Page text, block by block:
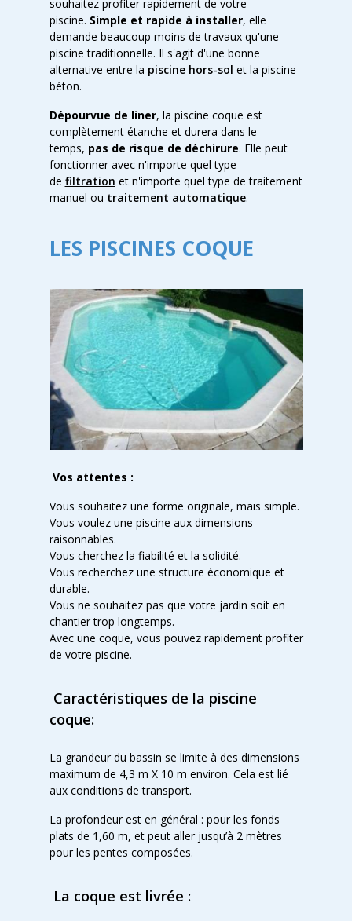
souhaitez profiter rapidement de votre
piscine. Simple et rapide à installer, elle
demande beaucoup moins de travaux qu'une
piscine traditionnelle. Il s'agit d'une bonne
alternative entre la piscine hors-sol et la piscine
béton.
Dépourvue de liner, la piscine coque est
complètement étanche et durera dans le
temps, pas de risque de déchirure. Elle peut
fonctionner avec n'importe quel type
de filtration et n'importe quel type de traitement
manuel ou traitement automatique.
LES PISCINES COQUE
Vos attentes :
Vous souhaitez une forme originale, mais simple.
Vous voulez une piscine aux dimensions
raisonnables.
Vous cherchez la fiabilité et la solidité.
Vous recherchez une structure économique et
durable.
Vous ne souhaitez pas que votre jardin soit en
chantier trop longtemps.
Avec une coque, vous pouvez rapidement profiter
de votre piscine.
Caractéristiques de la piscine
coque:
La grandeur du bassin se limite à des dimensions
maximum de 4,3 m X 10 m environ. Cela est lié
aux conditions de transport.
La profondeur est en général : pour les fonds
plats de 1,60 m, et peut aller jusqu’à 2 mètres
pour les pentes composées.
La coque est livrée :